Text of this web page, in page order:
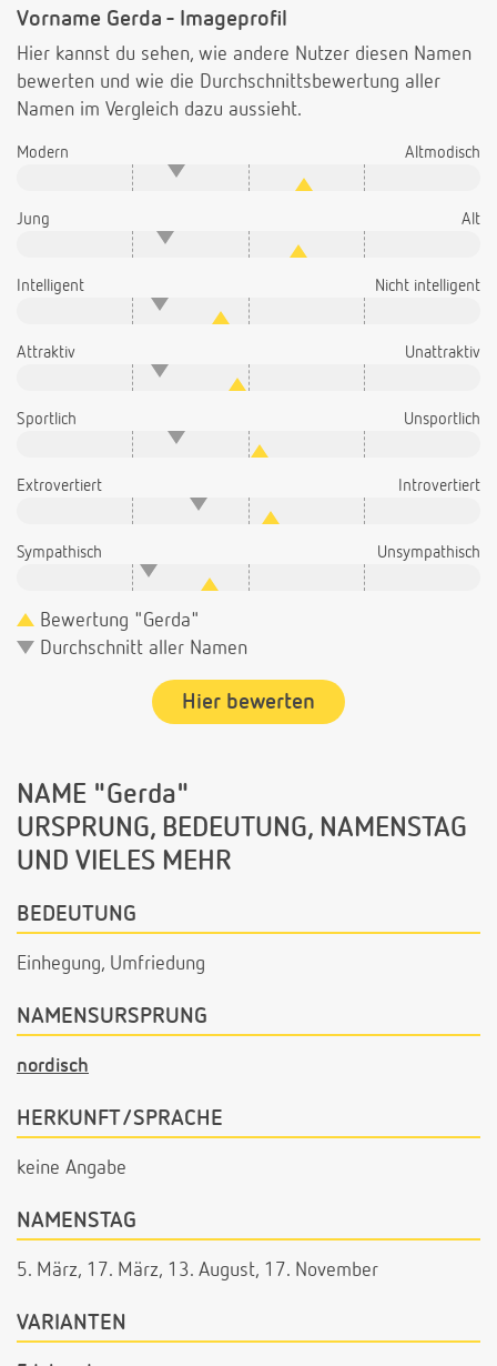
Vorname Gerda - Imageprofil
Hier kannst du sehen, wie andere Nutzer diesen Namen
bewerten und wie die Durchschnittsbewertung aller
Namen im Vergleich dazu aussieht.
Modern Altmodisch
Jung Alt
Intelligent Nicht intelligent
Attraktiv Unattraktiv
Sportlich Unsportlich
Extrovertiert Introvertiert
Sympathisch Unsympathisch
Bewertung "Gerda"
Durchschnitt aller Namen
Hier bewerten
NAME "Gerda"
URSPRUNG, BEDEUTUNG, NAMENSTAG
UND VIELES MEHR
BEDEUTUNG
Einhegung, Umfriedung
NAMENSURSPRUNG
nordisch
HERKUNFT/SPRACHE
keine Angabe
NAMENSTAG
5. März, 17. März, 13. August, 17. November
VARIANTEN